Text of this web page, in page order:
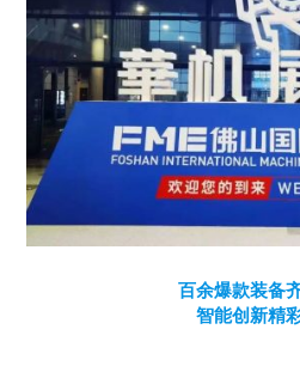
百余爆款装备
智能创新精